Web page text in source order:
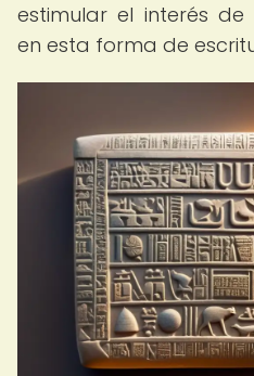
estimular el interés de
en esta forma de